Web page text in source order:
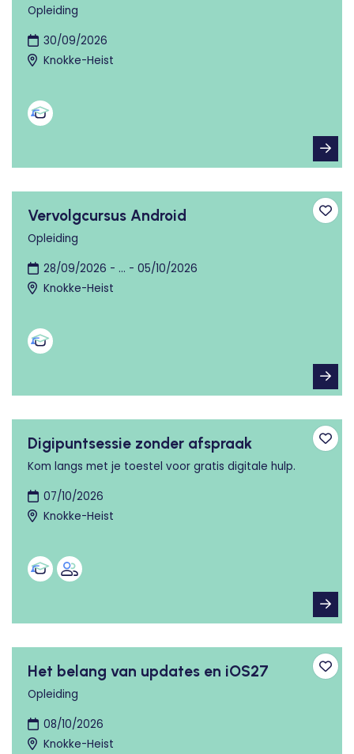
Opleiding
30/09/2026
Knokke-Heist
Vervolgcursus Android
Opleiding
28/09/2026 - ... - 05/10/2026
Knokke-Heist
Digipuntsessie zonder afspraak
Kom langs met je toestel voor gratis digitale hulp.
07/10/2026
Knokke-Heist
Het belang van updates en iOS27
Opleiding
08/10/2026
Knokke-Heist